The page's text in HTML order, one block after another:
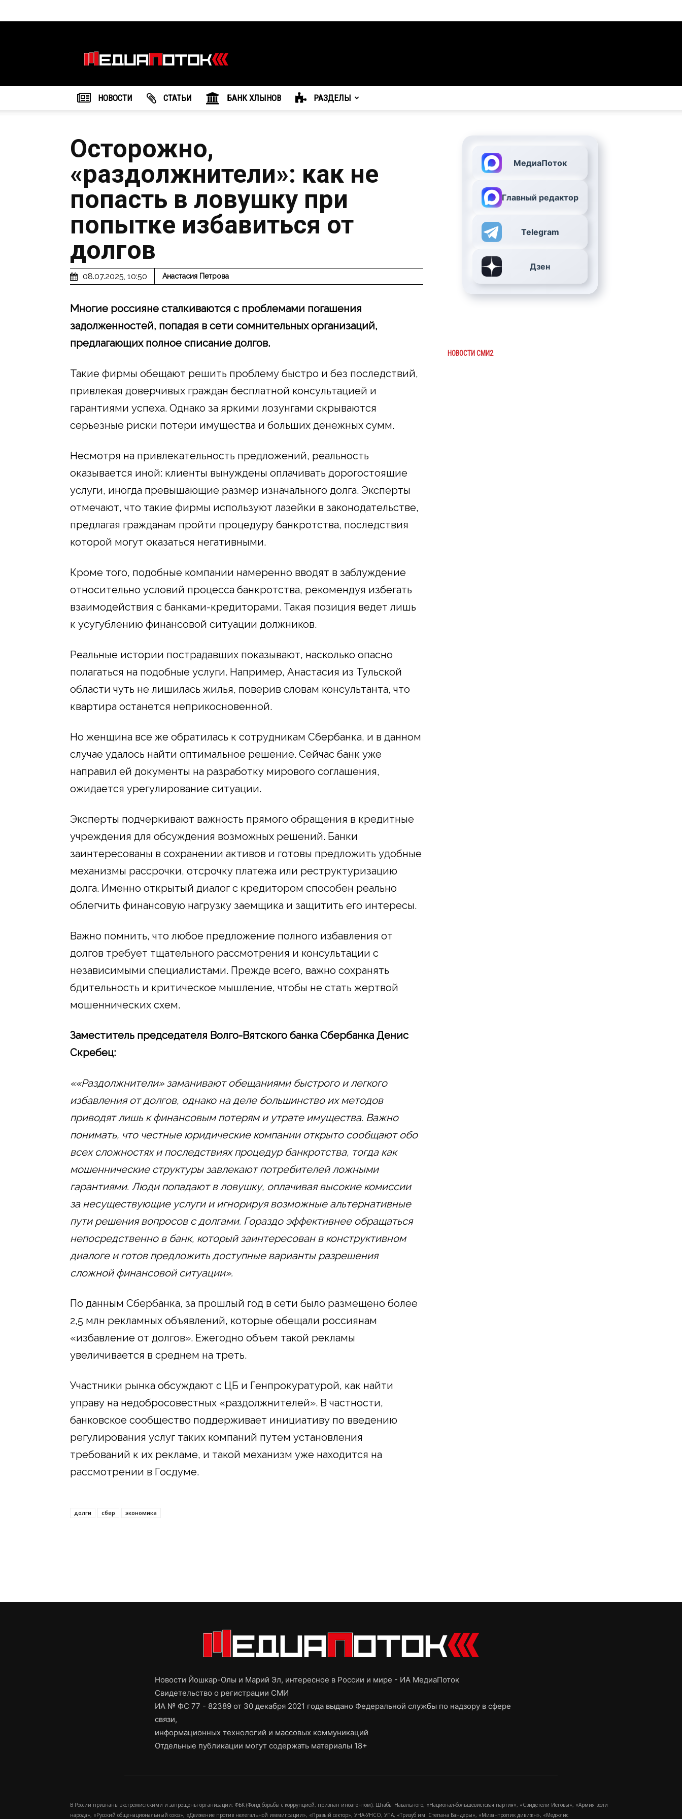
агентство
"МедиаПоток"
НОВОСТИ CТАТЬИ БАНК ХЛЫНОВ РАЗДЕЛЫ
Осторожно,
«раздолжнители»: как не
попасть в ловушку при
попытке избавиться от
долгов
08.07.2025, 10:50 Анастасия Петрова
Многие россияне сталкиваются с проблемами погашения
задолженностей, попадая в сети сомнительных организаций,
предлагающих полное списание долгов.
Такие фирмы обещают решить проблему быстро и без последствий,
привлекая доверчивых граждан бесплатной консультацией и
гарантиями успеха. Однако за яркими лозунгами скрываются
серьезные риски потери имущества и больших денежных сумм.
Несмотря на привлекательность предложений, реальность
оказывается иной: клиенты вынуждены оплачивать дорогостоящие
услуги, иногда превышающие размер изначального долга. Эксперты
отмечают, что такие фирмы используют лазейки в законодательстве,
предлагая гражданам пройти процедуру банкротства, последствия
которой могут оказаться негативными.
Кроме того, подобные компании намеренно вводят в заблуждение
относительно условий процесса банкротства, рекомендуя избегать
взаимодействия с банками-кредиторами. Такая позиция ведет лишь
к усугублению финансовой ситуации должников.
Реальные истории пострадавших показывают, насколько опасно
полагаться на подобные услуги. Например, Анастасия из Тульской
области чуть не лишилась жилья, поверив словам консультанта, что
квартира останется неприкосновенной.
Но женщина все же обратилась к сотрудникам Сбербанка, и в данном
случае удалось найти оптимальное решение. Сейчас банк уже
направил ей документы на разработку мирового соглашения,
ожидается урегулирование ситуации.
Эксперты подчеркивают важность прямого обращения в кредитные
учреждения для обсуждения возможных решений. Банки
заинтересованы в сохранении активов и готовы предложить удобные
механизмы рассрочки, отсрочку платежа или реструктуризацию
долга. Именно открытый диалог с кредитором способен реально
облегчить финансовую нагрузку заемщика и защитить его интересы.
Важно помнить, что любое предложение полного избавления от
долгов требует тщательного рассмотрения и консультации с
независимыми специалистами. Прежде всего, важно сохранять
бдительность и критическое мышление, чтобы не стать жертвой
мошеннических схем.
Заместитель председателя Волго-Вятского банка Сбербанка Денис
Скребец:
««Раздолжнители» заманивают обещаниями быстрого и легкого
избавления от долгов, однако на деле большинство их методов
приводят лишь к финансовым потерям и утрате имущества. Важно
понимать, что честные юридические компании открыто сообщают обо
всех сложностях и последствиях процедур банкротства, тогда как
мошеннические структуры завлекают потребителей ложными
гарантиями. Люди попадают в ловушку, оплачивая высокие комиссии
за несуществующие услуги и игнорируя возможные альтернативные
пути решения вопросов с долгами. Гораздо эффективнее обращаться
непосредственно в банк, который заинтересован в конструктивном
диалоге и готов предложить доступные варианты разрешения
сложной финансовой ситуации».
По данным Сбербанка, за прошлый год в сети было размещено более
2,5 млн рекламных объявлений, которые обещали россиянам
«избавление от долгов». Ежегодно объем такой рекламы
увеличивается в среднем на треть.
Участники рынка обсуждают с ЦБ и Генпрокуратурой, как найти
управу на недобросовестных «раздолжнителей». В частности,
банковское сообщество поддерживает инициативу по введению
регулирования услуг таких компаний путем установления
требований к их рекламе, и такой механизм уже находится на
рассмотрении в Госдуме.
долги сбер экономика
МедиаПоток
Главный редактор
Telegram
Дзен
НОВОСТИ СМИ2
Новости Йошкар-Олы и Марий Эл, интересное в России и мире - ИА МедиаПоток
Свидетельство о регистрации СМИ
ИА № ФС 77 - 82389 от 30 декабря 2021 года выдано Федеральной службы по надзору в сфере
связи,
информационных технологий и массовых коммуникаций
Отдельные публикации могут содержать материалы 18+
В России признаны экстремистскими и запрещены организации: ФБК (Фонд борьбы с коррупцией, признан иноагентом), Штабы Навального, «Национал-большевистская партия», «Свидетели Иеговы», «Армия воли
народа», «Русский общенациональный союз», «Движение против нелегальной иммиграции», «Правый сектор», УНА-УНСО, УПА, «Тризуб им. Степана Бандеры», «Мизантропик дивижн», «Меджлис